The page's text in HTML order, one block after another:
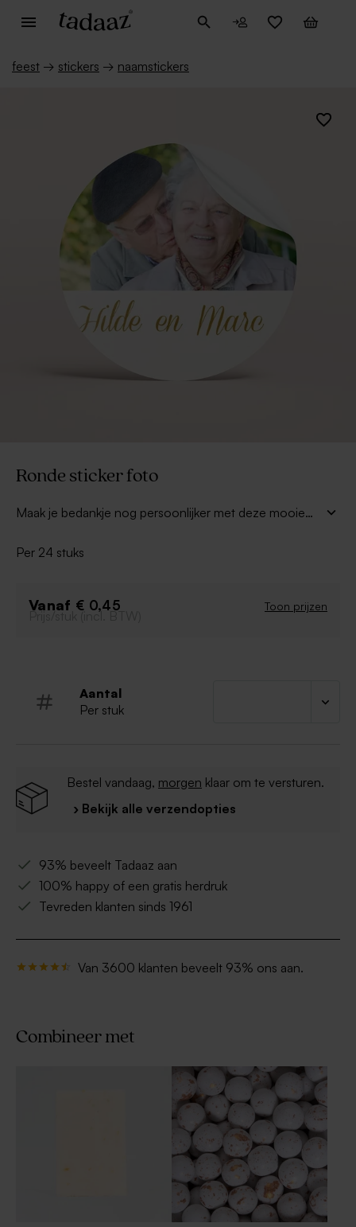
feest → stickers → naamstickers
Ronde sticker foto
Maak je bedankje nog persoonlijker met deze mooie
eigen originele sticker.
Per 24 stuks
Vanaf € 0,45 Toon prijzen
Prijs/stuk (incl. BTW)
Aantal
Per stuk
Bestel vandaag, morgen klaar om te versturen.
› Bekijk alle verzendopties
93% beveelt Tadaaz aan
100% happy of een gratis herdruk
Tevreden klanten sinds 1961
Van 3600 klanten beveelt 93% ons aan.
Combineer met